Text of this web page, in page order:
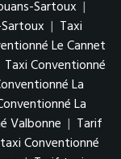
Sartoux |
| Taxi
Le Cannet
Taxi Conventionné
La
La
Valbonne | Tarif
Conventionné